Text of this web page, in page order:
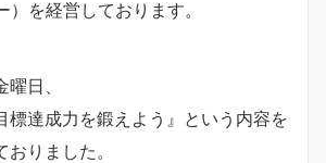
）を経営しております。
曜日、
標達成力を鍛えよう』という内容を
りました。